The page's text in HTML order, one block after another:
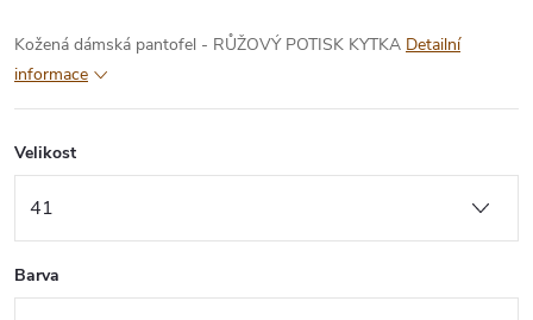
Kožená dámská pantofel - RŮŽOVÝ POTISK KYTKA Detailní
informace
Velikost
Barva